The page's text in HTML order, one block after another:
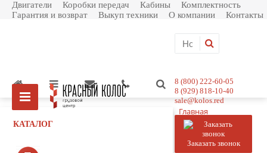
Двигатели Коробки передач Кабины
Комплектность
Гарантия и возврат
Выкуп техники О компании Контакты
8 (800) 222-60-05
8 (929) 818-10-40
sale@kolos.red
Заказать звонок
КАТАЛОГ
Главная
Каталог товаров
Подвеска
Фильтр